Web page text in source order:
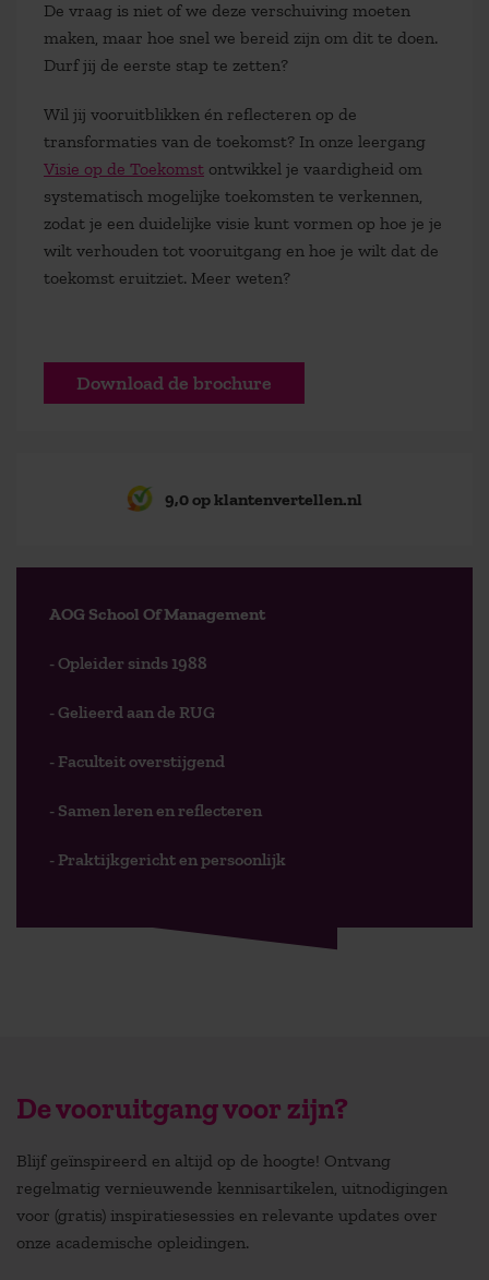
De vraag is niet of we deze verschuiving moeten
maken, maar hoe snel we bereid zijn om dit te doen.
Durf jij de eerste stap te zetten?
Wil jij vooruitblikken én reflecteren op de
transformaties van de toekomst? In onze leergang
Visie op de Toekomst ontwikkel je vaardigheid om
systematisch mogelijke toekomsten te verkennen,
zodat je een duidelijke visie kunt vormen op hoe je je
wilt verhouden tot vooruitgang en hoe je wilt dat de
toekomst eruitziet. Meer weten?
Download de brochure
9,0 op klantenvertellen.nl
AOG School Of Management
- Opleider sinds 1988
- Gelieerd aan de RUG
- Faculteit overstijgend
- Samen leren en reflecteren
- Praktijkgericht en persoonlijk
De vooruitgang voor zijn?
Blijf geïnspireerd en altijd op de hoogte! Ontvang
regelmatig vernieuwende kennisartikelen, uitnodigingen
voor (gratis) inspiratiesessies en relevante updates over
onze academische opleidingen.